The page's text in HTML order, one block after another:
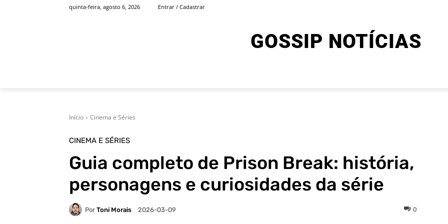
quinta-feira, agosto 6, 2026 Entrar / Cadastrar
GOSSIP NOTÍCIAS
Início Cinema e Séries
CINEMA E SÉRIES
Guia completo de Prison Break: história,
personagens e curiosidades da série
Por Toni Morais 2026-03-09 0